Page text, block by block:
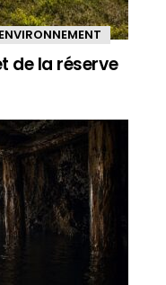
de la réserve